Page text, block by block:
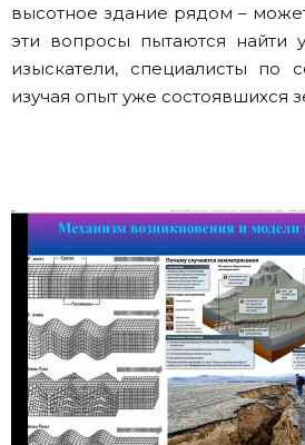
высотное здание рядом –
эти вопросы пытаются найти
изыскатели, специалисты по
изучая опыт уже состоявшихся